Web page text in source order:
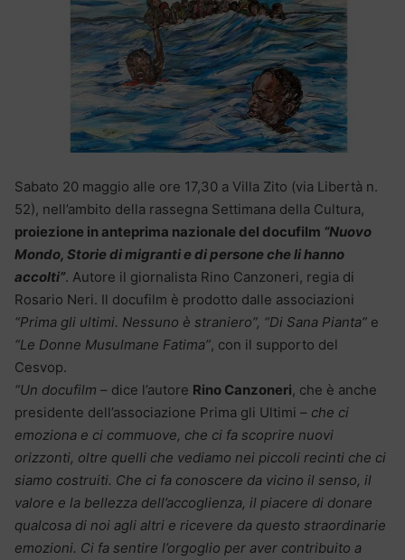
Sabato 20 maggio alle ore 17,30 a Villa Zito (via Libertà n.
52), nell’ambito della rassegna Settimana della Cultura,
proiezione in anteprima nazionale del docufilm “Nuovo
Mondo, Storie di migranti e di persone che li hanno
accolti”. Autore il giornalista Rino Canzoneri, regia di
Rosario Neri. Il docufilm è prodotto dalle associazioni
“Prima gli ultimi. Nessuno è straniero”, “Di Sana Pianta” e
“Le Donne Musulmane Fatima”, con il supporto del
Cesvop.
“Un docufilm – dice l’autore Rino Canzoneri, che è anche
presidente dell’associazione Prima gli Ultimi – che ci
emoziona e ci commuove, che ci fa scoprire nuovi
orizzonti, oltre quelli che vediamo nei piccoli recinti che ci
siamo costruiti. Che ci fa conoscere da vicino il senso, il
valore e la bellezza dell’accoglienza, il piacere di donare
qualcosa di noi agli altri e ricevere da questo straordinarie
emozioni. Ci fa sentire l’orgoglio per aver contribuito a